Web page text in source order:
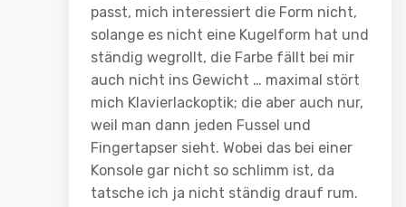
passt, mich interessiert die Form nicht,
solange es nicht eine Kugelform hat und
ständig wegrollt, die Farbe fällt bei mir
auch nicht ins Gewicht … maximal stört
mich Klavierlackoptik; die aber auch nur,
weil man dann jeden Fussel und
Fingertapser sieht. Wobei das bei einer
Konsole gar nicht so schlimm ist, da
tatsche ich ja nicht ständig drauf rum.